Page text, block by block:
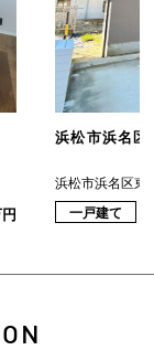
浜松市浜名
浜松市浜名区東
一戸建て